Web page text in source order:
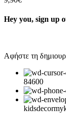
Hey you, sign up
Αφήστε τη
84600